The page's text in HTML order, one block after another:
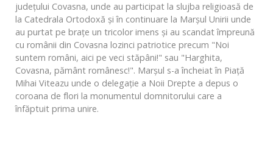
judeţului Covasna, unde au participat la slujba religioasă de
la Catedrala Ortodoxă şi în continuare la Marşul Unirii unde
au purtat pe braţe un tricolor imens şi au scandat împreună
cu românii din Covasna lozinci patriotice precum "Noi
suntem români, aici pe veci stăpâni!" sau "Harghita,
Covasna, pământ românesc!". Marşul s-a încheiat în Piaţă
Mihai Viteazu unde o delegaţie a Noii Drepte a depus o
coroana de flori la monumentul domnitorului care a
înfăptuit prima unire.